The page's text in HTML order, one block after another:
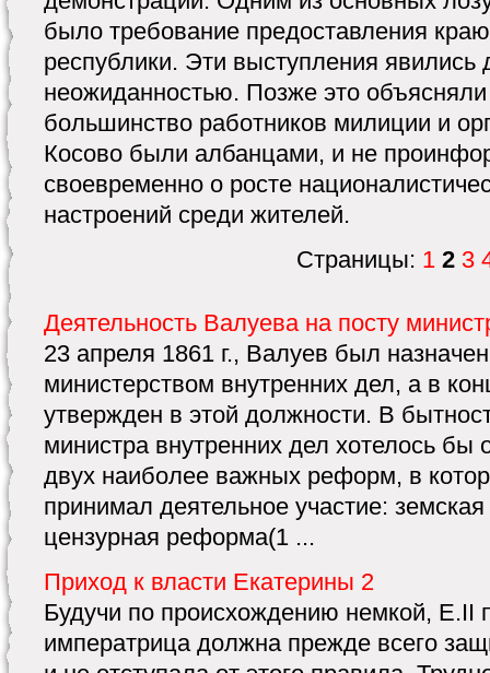
было требование предоставления
республики. Эти выступления явились
неожиданностью. Позже это
большинство работников милиции и
Косово были албанцами, и не
своевременно о росте
настроений среди жителей.
Страницы: 1 2 3
Деятельность Валуева на посту
23 апреля 1861 г., Валуев был
министерством внутренних дел, а в
утвержден в этой должности. В
министра внутренних дел хотелось бы
двух наиболее важных реформ, в
принимал деятельное участие:
цензурная реформа(1 ...
Приход к власти Екатерины 2
Будучи по происхождению немкой, Е.II
императрица должна прежде всего